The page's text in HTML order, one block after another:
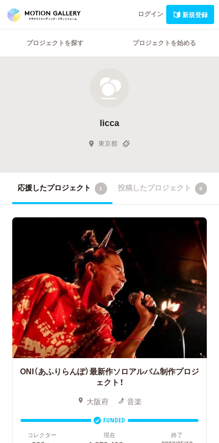
ログイン 新規登録
プロジェクトを探す プロジェクトを始める
licca
東京都
応援したプロジェクト 1 投稿したプロジェクト 0
ONI（あふりらんぽ）最新作ソロアルバム制作プロジ
ェクト！
大阪府 音楽
FUNDED
コレクター
現在 終了